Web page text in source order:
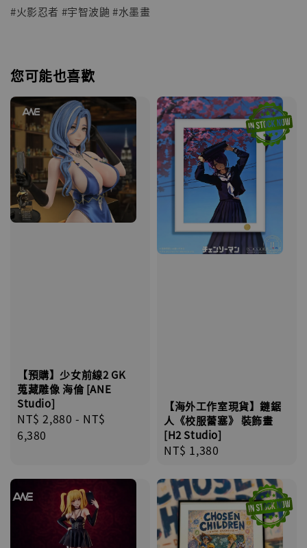
#火影忍者 #宇智波鼬 #水墨畫
您可能也喜歡
【預購】少女前線2 GK
蒐藏雕像 海倫 [ANE
Studio]
Regular
price
NT$ 2,880 - NT$
6,380
【海外工作室現貨】鏈鋸
人《校服蕾塞》 裝飾畫
[H2 Studio]
Regular
NT$ 1,380